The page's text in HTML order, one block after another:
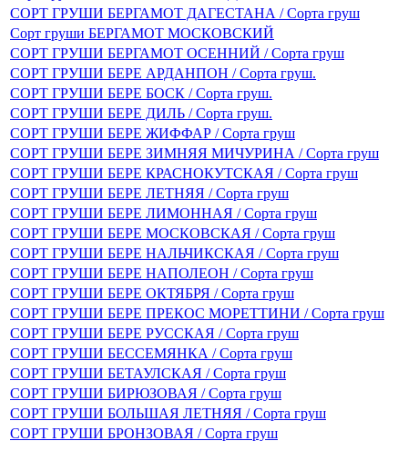
СОРТ ГРУШИ БЕРГАМОТ ДАГЕСТАНА / Сорта груш
Сорт груши БЕРГАМОТ МОСКОВСКИЙ
СОРТ ГРУШИ БЕРГАМОТ ОСЕННИЙ / Сорта груш
СОРТ ГРУШИ БЕРЕ АРДАНПОН / Сорта груш.
СОРТ ГРУШИ БЕРЕ БОСК / Сорта груш.
СОРТ ГРУШИ БЕРЕ ДИЛЬ / Сорта груш.
СОРТ ГРУШИ БЕРЕ ЖИФФАР / Сорта груш
СОРТ ГРУШИ БЕРЕ ЗИМНЯЯ МИЧУРИНА / Сорта груш
СОРТ ГРУШИ БЕРЕ КРАСНОКУТСКАЯ / Сорта груш
СОРТ ГРУШИ БЕРЕ ЛЕТНЯЯ / Сорта груш
СОРТ ГРУШИ БЕРЕ ЛИМОННАЯ / Сорта груш
СОРТ ГРУШИ БЕРЕ МОСКОВСКАЯ / Сорта груш
СОРТ ГРУШИ БЕРЕ НАЛЬЧИКСКАЯ / Сорта груш
СОРТ ГРУШИ БЕРЕ НАПОЛЕОН / Сорта груш
СОРТ ГРУШИ БЕРЕ ОКТЯБРЯ / Сорта груш
СОРТ ГРУШИ БЕРЕ ПРЕКОС МОРЕТТИНИ / Сорта груш
СОРТ ГРУШИ БЕРЕ РУССКАЯ / Сорта груш
СОРТ ГРУШИ БЕССЕМЯНКА / Сорта груш
СОРТ ГРУШИ БЕТАУЛСКАЯ / Сорта груш
СОРТ ГРУШИ БИРЮЗОВАЯ / Сорта груш
СОРТ ГРУШИ БОЛЬШАЯ ЛЕТНЯЯ / Сорта груш
СОРТ ГРУШИ БРОНЗОВАЯ / Сорта груш